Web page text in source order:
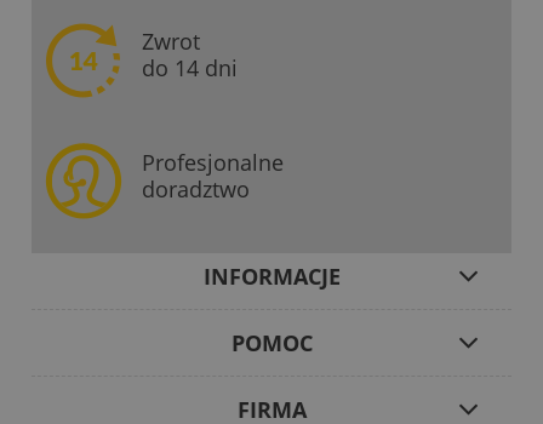
Zwrot
do 14 dni
Profesjonalne
doradztwo
INFORMACJE
POMOC
FIRMA